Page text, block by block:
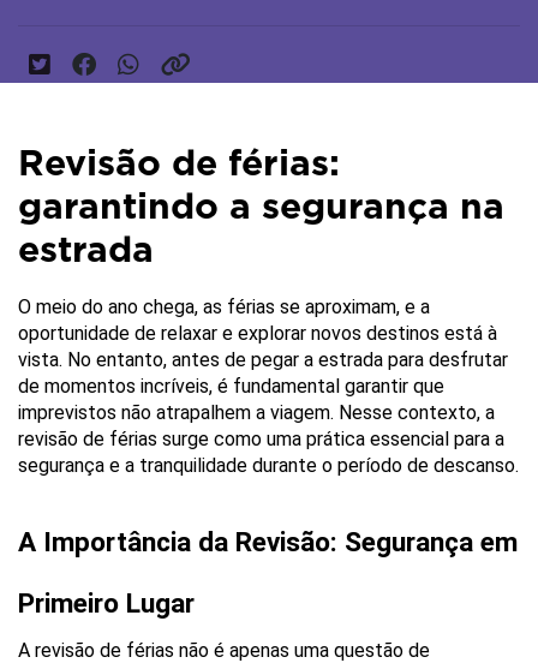
Revisão de férias:
garantindo a segurança na
estrada
O meio do ano chega, as férias se aproximam, e a
oportunidade de relaxar e explorar novos destinos está à
vista. No entanto, antes de pegar a estrada para desfrutar
de momentos incríveis, é fundamental garantir que
imprevistos não atrapalhem a viagem. Nesse contexto, a
revisão de férias surge como uma prática essencial para a
segurança e a tranquilidade durante o período de descanso.
A Importância da Revisão: Segurança em
Primeiro Lugar
A revisão de férias não é apenas uma questão de